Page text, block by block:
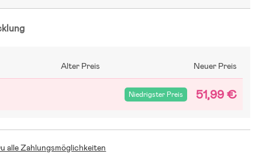
Alter Preis Neuer Preis
Niedrigster Preis 51,99 €
alle Zahlungsmöglichkeiten